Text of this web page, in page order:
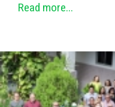
Read more...